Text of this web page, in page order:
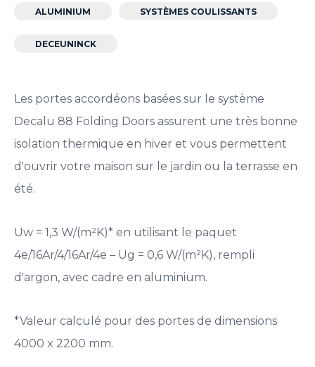
ALUMINIUM SYSTÈMES COULISSANTS
DECEUNINCK
Les portes accordéons basées sur le système
Decalu 88 Folding Doors assurent une très bonne
isolation thermique en hiver et vous permettent
d'ouvrir votre maison sur le jardin ou la terrasse en
été.
Uw = 1,3 W/(m²K)* en utilisant le paquet
4e/16Ar/4/16Ar/4e – Ug = 0,6 W/(m²K), rempli
d'argon, avec cadre en aluminium.
*Valeur calculé pour des portes de dimensions
4000 x 2200 mm.